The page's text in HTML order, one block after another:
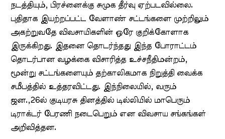
நடத்தியும், பிரச்னைக்கு சுமுக தீர்வு ஏற்படவில்லை.
புதிதாக இயற்றப்பட்ட வேளாண் சட்டங்களை முற்றிலும்
அகற்றுவதே விவசாயிகளின் ஒரே குறிக்கோளாக
இருக்கிறது. இதனை தொடர்ந்தது இந்த போராட்டம்
தொடர்பான வழக்கை விசாரித்த உச்சநீதிமன்றம்,
மூன்று சட்டங்களையும் தற்காலிகமாக நிறுத்தி வைக்க
சமீபத்தில் உத்தரவிட்டது. இந்நிலையில், வரும்
ஜன.,26ல் குடியரசு தினத்தில் டில்லியில் மாபெரும்
டிராக்டர் பேரணி நடைபெறும் என விவசாய சங்கங்கள்
அறிவித்தன.